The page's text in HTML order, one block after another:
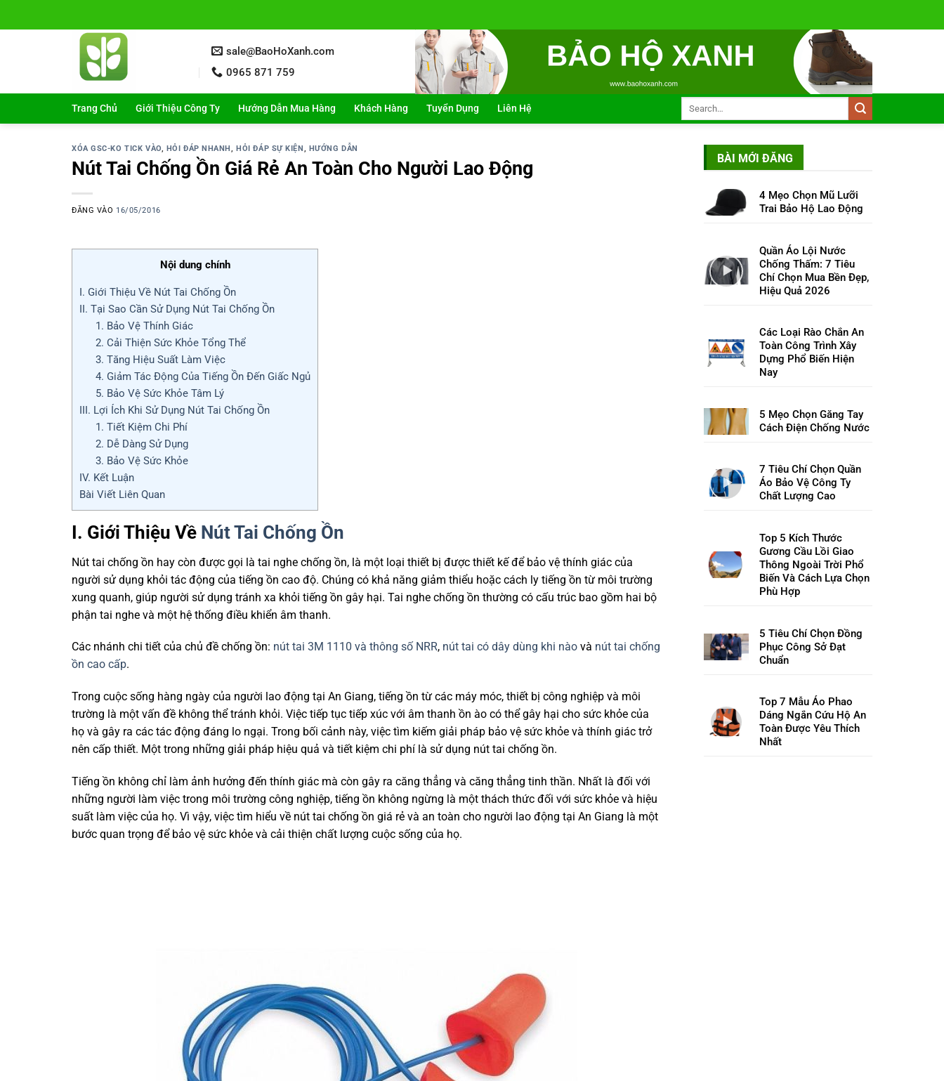
sale@BaoHoXanh.com
0965 871 759
Trang Chủ Giới Thiệu Công Ty Hướng Dẫn Mua Hàng Khách Hàng Tuyển Dụng Liên Hệ
XÓA GSC-KO TICK VÀO, HỎI ĐÁP NHANH,HỎI ĐÁP SỰ KIỆN, HƯỚNG DẪN
Nút Tai Chống Ồn Giá Rẻ An Toàn Cho Người Lao Động
ĐĂNG VÀO 16/05/2016
Nội dung chính
I. Giới Thiệu Về Nút Tai Chống Ồn
II. Tại Sao Cần Sử Dụng Nút Tai Chống Ồn
1. Bảo Vệ Thính Giác
2. Cải Thiện Sức Khỏe Tổng Thể
3. Tăng Hiệu Suất Làm Việc
4. Giảm Tác Động Của Tiếng Ồn Đến Giấc Ngủ
5. Bảo Vệ Sức Khỏe Tâm Lý
III. Lợi Ích Khi Sử Dụng Nút Tai Chống Ồn
1. Tiết Kiệm Chi Phí
2. Dễ Dàng Sử Dụng
3. Bảo Vệ Sức Khỏe
IV. Kết Luận
Bài Viết Liên Quan
I. Giới Thiệu Về Nút Tai Chống Ồn
Nút tai chống ồn hay còn được gọi là tai nghe chống ồn, là một loại thiết bị được thiết kế để bảo vệ thính giác của
người sử dụng khỏi tác động của tiếng ồn cao độ. Chúng có khả năng giảm thiểu hoặc cách ly tiếng ồn từ môi trường
xung quanh, giúp người sử dụng tránh xa khỏi tiếng ồn gây hại. Tai nghe chống ồn thường có cấu trúc bao gồm hai bộ
phận tai nghe và một hệ thống điều khiển âm thanh.
Các nhánh chi tiết của chủ đề chống ồn: nút tai 3M 1110 và thông số NRR, nút tai có dây dùng khi nào và nút tai chống
ồn cao cấp.
Trong cuộc sống hàng ngày của người lao động tại An Giang, tiếng ồn từ các máy móc, thiết bị công nghiệp và môi
trường là một vấn đề không thể tránh khỏi. Việc tiếp tục tiếp xúc với âm thanh ồn ào có thể gây hại cho sức khỏe của
họ và gây ra các tác động đáng lo ngại. Trong bối cảnh này, việc tìm kiếm giải pháp bảo vệ sức khỏe và thính giác trở
nên cấp thiết. Một trong những giải pháp hiệu quả và tiết kiệm chi phí là sử dụng nút tai chống ồn.
Tiếng ồn không chỉ làm ảnh hưởng đến thính giác mà còn gây ra căng thẳng và căng thẳng tinh thần. Nhất là đối với
những người làm việc trong môi trường công nghiệp, tiếng ồn không ngừng là một thách thức đối với sức khỏe và hiệu
suất làm việc của họ. Vì vậy, việc tìm hiểu về nút tai chống ồn giá rẻ và an toàn cho người lao động tại An Giang là một
bước quan trọng để bảo vệ sức khỏe và cải thiện chất lượng cuộc sống của họ.
BÀI MỚI ĐĂNG
4 Mẹo Chọn Mũ Lưỡi
Trai Bảo Hộ Lao Động
Quần Áo Lội Nước
Chống Thấm: 7 Tiêu
Chí Chọn Mua Bền Đẹp,
Hiệu Quả 2026
Các Loại Rào Chắn An
Toàn Công Trình Xây
Dựng Phổ Biến Hiện
Nay
5 Mẹo Chọn Găng Tay
Cách Điện Chống Nước
7 Tiêu Chí Chọn Quần
Áo Bảo Vệ Công Ty
Chất Lượng Cao
Top 5 Kích Thước
Gương Cầu Lồi Giao
Thông Ngoài Trời Phổ
Biến Và Cách Lựa Chọn
Phù Hợp
5 Tiêu Chí Chọn Đồng
Phục Công Sở Đạt
Chuẩn
Top 7 Mẫu Áo Phao
Dáng Ngắn Cứu Hộ An
Toàn Được Yêu Thích
Nhất